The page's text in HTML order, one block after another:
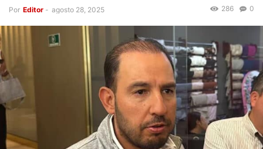
Por Editor - agosto 28, 2025 0
286